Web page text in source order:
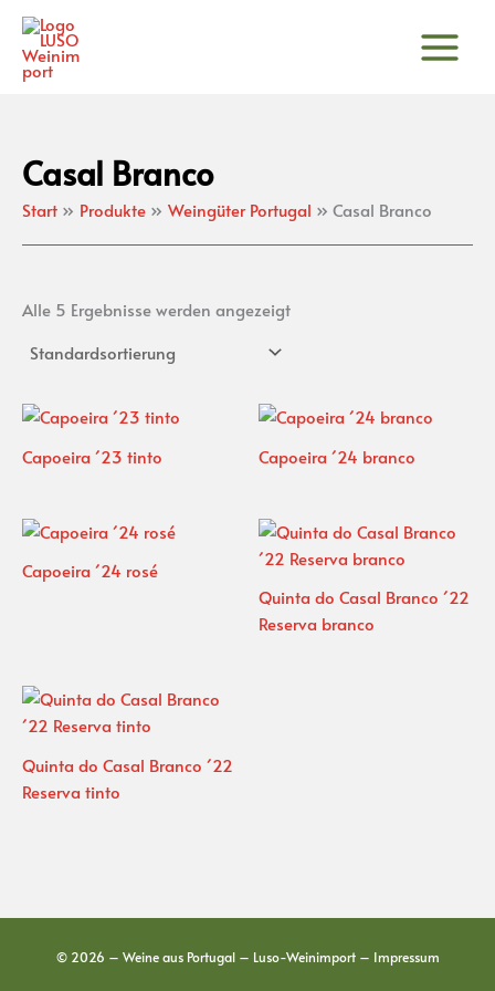
Zum
Inhalt
springen
Casal Branco
Start Produkte Weingüter Portugal Casal Branco
Alle 5 Ergebnisse werden angezeigt
Capoeira ´23 tinto Capoeira ´24 branco
Capoeira ´24 rosé
Quinta do Casal Branco ´22
Reserva branco
Quinta do Casal Branco ´22
Reserva tinto
© 2026 – Weine aus Portugal – Luso-Weinimport – Impressum